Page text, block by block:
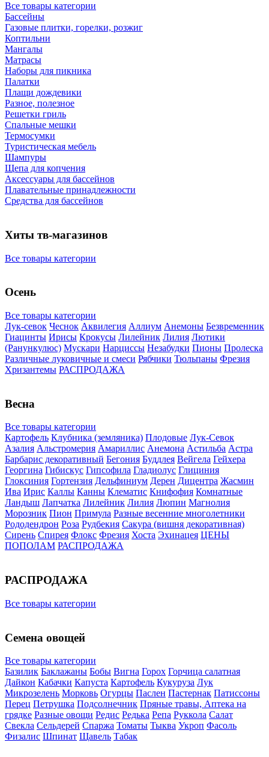
Все товары категории
Бассейны
Газовые плитки, горелки, розжиг
Коптильни
Мангалы
Матрасы
Наборы для пикника
Палатки
Плащи дождевики
Разное, полезное
Решетки гриль
Спальные мешки
Термосумки
Туристическая мебель
Шампуры
Щепа для копчения
Аксессуары для бассейнов
Плавательные принадлежности
Средства для бассейнов
Хиты тв-магазинов
Все товары категории
Осень
Все товары категории
Лук-севок Чеснок Аквилегия Аллиум Анемоны Безвременник
Гиацинты Ирисы Крокусы Лилейник Лилия Лютики
(Ранункулюс) Мускари Нарцисcы Незабудки Пионы Пролеска
Различные луковичные и смеси Рябчики Тюльпаны Фрезия
Хризантемы РАСПРОДАЖА
Весна
Все товары категории
Картофель Клубника (земляника) Плодовые Лук-Севок
Азалия Альстромерия Амариллис Анемона Астильба Астра
Барбарис декоративный Бегония Буддлея Вейгела Гейхера
Георгина Гибискус Гипсофила Гладиолус Глициния
Глоксиния Гортензия Дельфиниум Дерен Дицентра Жасмин
Ива Ирис Каллы Канны Клематис Книфофия Комнатные
Ландыш Лапчатка Лилейник Лилия Люпин Магнолия
Морозник Пион Примула Разные весенние многолетники
Рододендрон Роза Рудбекия Сакура (вишня декоративная)
Сирень Спирея Флокс Фрезия Хоста Эхинацея ЦЕНЫ
ПОПОЛАМ РАСПРОДАЖА
РАСПРОДАЖА
Все товары категории
Семена овощей
Все товары категории
Базилик Баклажаны Бобы Вигна Горох Горчица салатная
Дайкон Кабачки Капуста Картофель Кукуруза Лук
Микрозелень Морковь Огурцы Паслен Пастернак Патиссоны
Перец Петрушка Подсолнечник Пряные травы, Аптека на
грядке Разные овощи Редис Редька Репа Руккола Салат
Свекла Сельдерей Спаржа Томаты Тыква Укроп Фасоль
Физалис Шпинат Щавель Табак